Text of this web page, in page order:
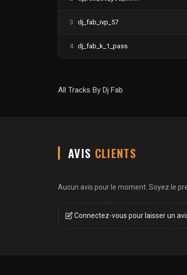
3 dj_fab_ivp_57
4 dj_fab_k_1_pass
All Tracks By Dj Fab
AVIS CLIENTS
Aucun avis pour le moment. Soyez le
Connectez-vous pour laisser un